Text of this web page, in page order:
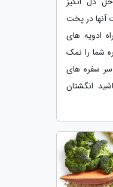
آنها در پخت
ادویه های
شما را نمک
سفره های
انگشتان